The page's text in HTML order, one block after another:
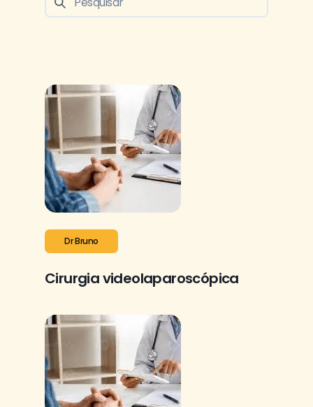
Dr Bruno
Cirurgia videolaparoscópica